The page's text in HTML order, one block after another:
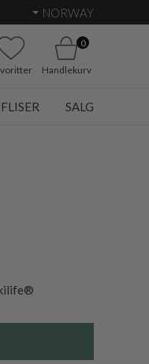
NORWAY
0
Handlekurv
FLISER SALG